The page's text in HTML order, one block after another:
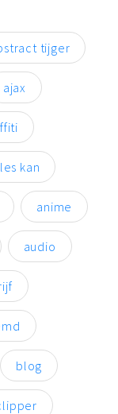
tijger
ajax
kan
anime
audio
blog